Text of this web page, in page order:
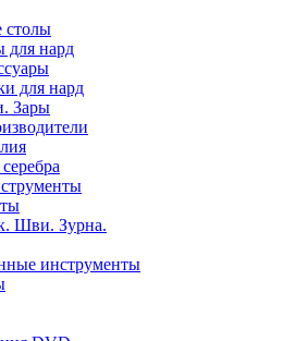
столы
для нард
для нард
Зары
Шви. Зурна.
инструменты